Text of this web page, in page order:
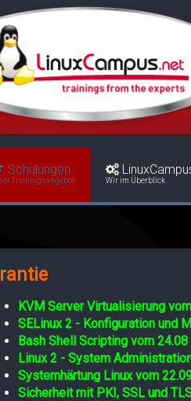
Schulungen
Trainingsangebot Wir im Überblick
KVM Server Virtualisierung
SELinux 2 - Konfiguration und
Bash Shell Scripting vom
Linux 2 - System
Systemhärtung Linux vom
Sicherheit mit PKI, SSL und